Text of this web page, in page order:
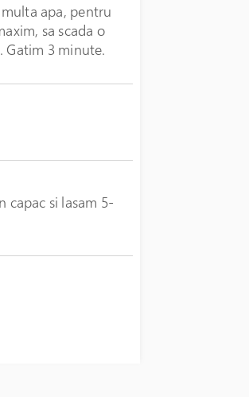
apa, pentru
sa scada o
Gatim 3 minute.
capac si lasam 5-